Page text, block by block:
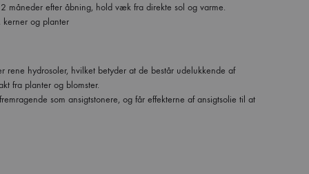
måneder efter åbning, hold væk fra direkte sol og varme.
og planter
rene hydrosoler, hvilket betyder at de består udelukkende af
fra planter og blomster.
som ansigtstonere, og får effekterne af ansigtsolie til at